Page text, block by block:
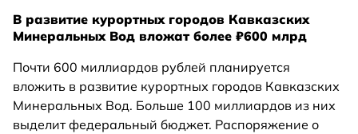
В развитие курортных городов Кавказских
Минеральных Вод вложат более ₽600 млрд
Почти 600 миллиардов рублей планируется
вложить в развитие курортных городов Кавказских
Минеральных Вод. Больше 100 миллиардов из них
выделит федеральный бюджет. Распоряжение о